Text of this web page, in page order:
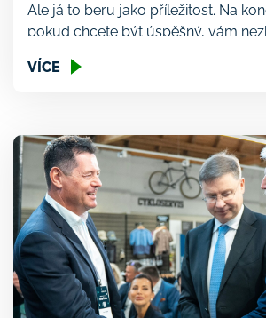
Ale já to beru jako příležitost. Na
pokud chcete být úspěšný, vám
začátku nás vnímali jako “dobyvatele
VÍCE